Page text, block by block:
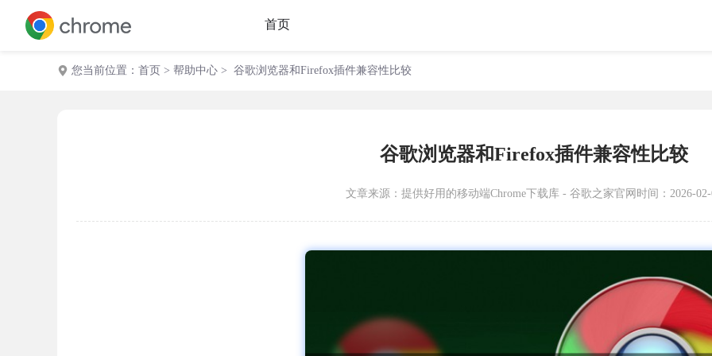
首页
您当前位置： 首页 > 帮助中心 > 谷歌浏览器和Firefox插件兼容性比较
谷歌浏览器和Firefox插件兼容性比较
文章来源： 提供好用的移动端Chrome下载库 - 谷歌之家官网 时间：2026-